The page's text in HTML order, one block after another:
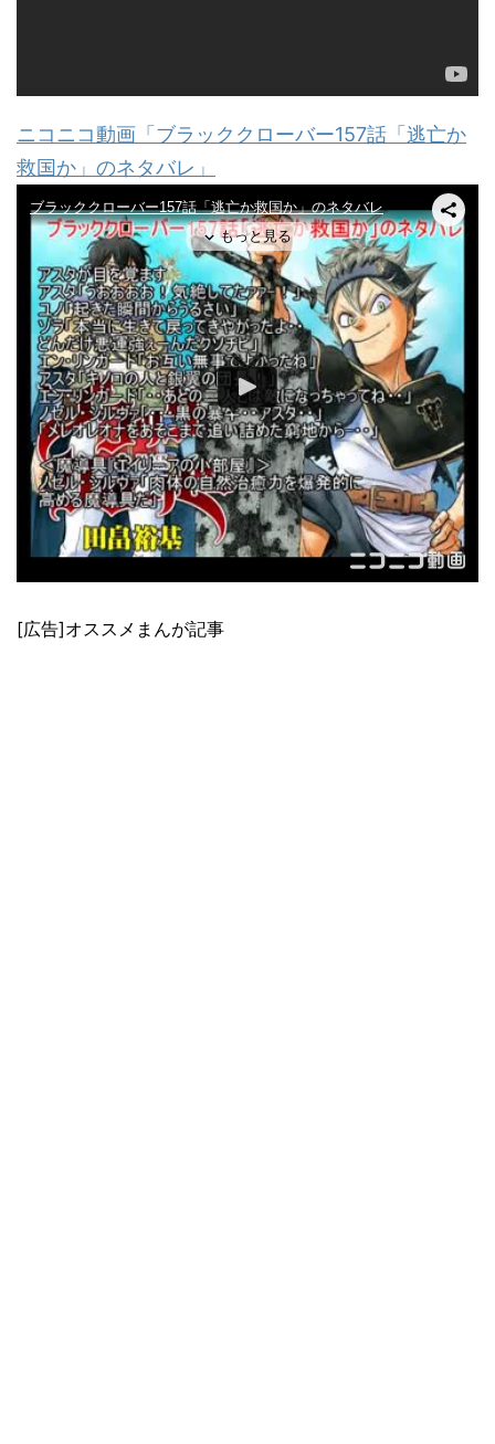
ニコニコ動画「ブラッククローバー157話「逃亡か
救国か」のネタバレ」
[広告]オススメまんが記事